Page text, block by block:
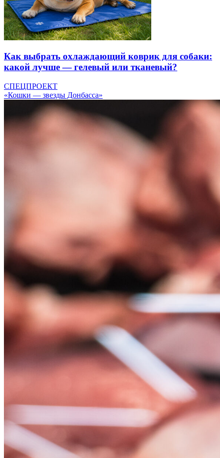
Как выбрать охлаждающий коврик для собаки:
какой лучше — гелевый или тканевый?
СПЕЦПРОЕКТ
«Кошки — звезды Донбасса»